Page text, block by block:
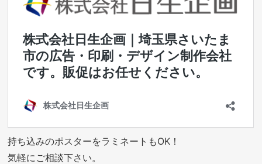
持ち込みのポスターをラミネートもOK！
気軽にご相談下さい。